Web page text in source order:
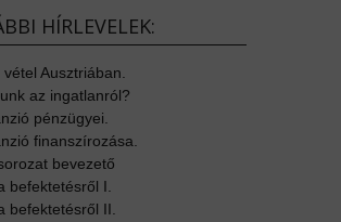
HÍRLEVELEK:
Ausztriában.
az ingatlanról?
pénzügyei.
finanszírozása.
bevezető
befektetésről I.
befektetésről II.